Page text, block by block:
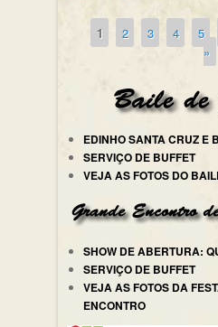
Páginas
1 2 3 4 5
»
EDINHO SANTA CRUZ E
SERVIÇO DE BUFFET
VEJA AS FOTOS DO
SHOW DE ABERTURA:
SERVIÇO DE BUFFET
VEJA AS FOTOS DA
ENCONTRO